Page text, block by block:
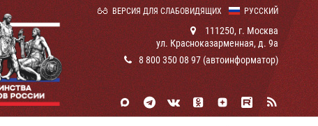
РУССКИЙ
ВЕРСИЯ ДЛЯ СЛАБОВИДЯЩИХ
111250, г. Москва
ул. Красноказарменная, д. 9а
8 800 350 08 97 (автоинформатор)